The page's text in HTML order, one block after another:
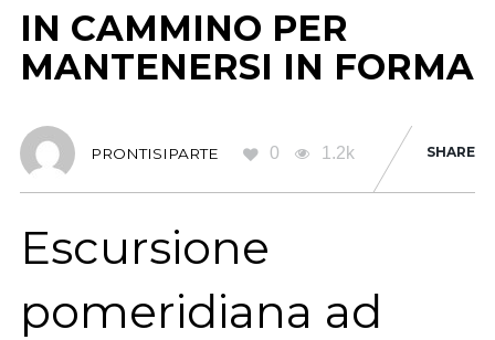
IN CAMMINO PER
MANTENERSI IN FORMA
PRONTISIPARTE 0 1.2k SHARE
Escursione
pomeridiana ad